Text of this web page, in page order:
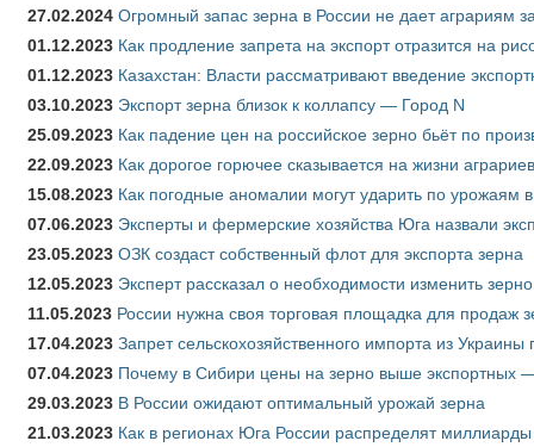
27.02.2024 Огромный запас зерна в России не дает аграриям
01.12.2023 Как продление запрета на экспорт отразится на
01.12.2023 Казахстан: Власти рассматривают введение
03.10.2023 Экспорт зерна близок к коллапсу — Город N
25.09.2023 Как падение цен на российское зерно бьёт по
22.09.2023 Как дорогое горючее сказывается на жизни аграриев
15.08.2023 Как погодные аномалии могут ударить по урожаям
07.06.2023 Эксперты и фермерские хозяйства Юга назвали
23.05.2023 ОЗК создаст собственный флот для экспорта зерна
12.05.2023 Эксперт рассказал о необходимости изменить
11.05.2023 России нужна своя торговая площадка для продаж
17.04.2023 Запрет сельскохозяйственного импорта из
07.04.2023 Почему в Сибири цены на зерно выше экспортных
29.03.2023 В России ожидают оптимальный урожай зерна
21.03.2023 Как в регионах Юга России распределят